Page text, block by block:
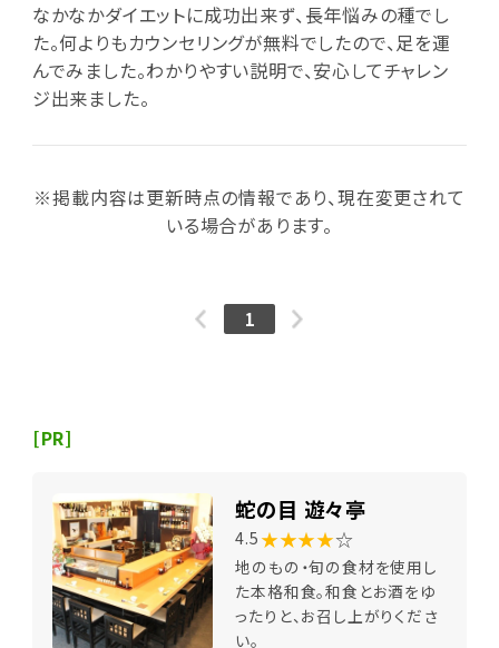
なかなかダイエットに成功出来ず、長年悩みの種でし
た。何よりもカウンセリングが無料でしたので、足を運
んでみました。わかりやすい説明で、安心してチャレン
ジ出来ました。
※掲載内容は更新時点の情報であり、現在変更されて
いる場合があります。
1
[PR]
蛇の目 遊々亭
4.5 ★★★★☆
地のもの・旬の食材を使用し
た本格和食。和食とお酒をゆ
ったりと、お召し上がりくださ
い。